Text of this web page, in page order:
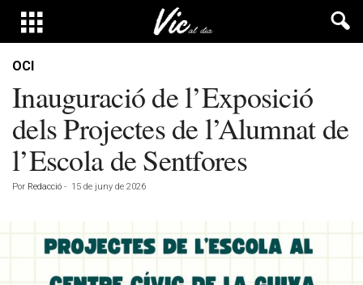
OCI
Inauguració de l’Exposició
dels Projectes de l’Alumnat de
l’Escola de Sentfores
Por Redacció - 15 de juny de 2026